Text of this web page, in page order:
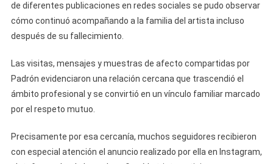
de diferentes publicaciones en redes sociales se pudo observar
cómo continuó acompañando a la familia del artista incluso
después de su fallecimiento.
Las visitas, mensajes y muestras de afecto compartidas por
Padrón evidenciaron una relación cercana que trascendió el
ámbito profesional y se convirtió en un vínculo familiar marcado
por el respeto mutuo.
Precisamente por esa cercanía, muchos seguidores recibieron
con especial atención el anuncio realizado por ella en Instagram,